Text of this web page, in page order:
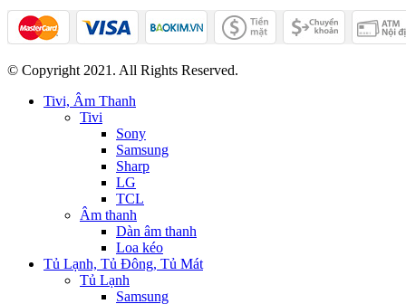
© Copyright 2021. All Rights Reserved.
Tivi, Âm Thanh
Tivi
Sony
Samsung
Sharp
LG
TCL
Âm thanh
Dàn âm thanh
Loa kéo
Tủ Lạnh, Tủ Đông, Tủ Mát
Tủ Lạnh
Samsung